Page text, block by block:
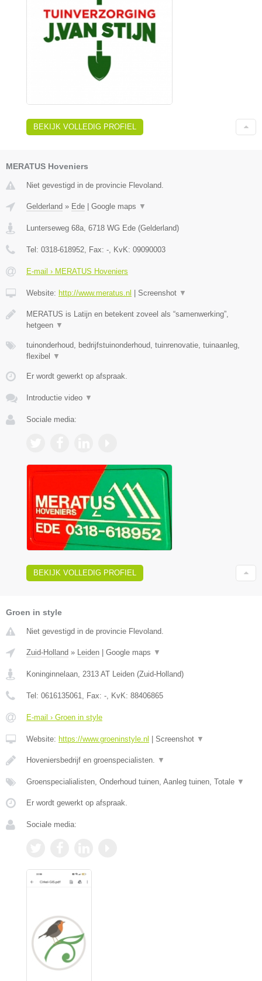
BEKIJK VOLLEDIG PROFIEL
MERATUS Hoveniers
Niet gevestigd in de provincie Flevoland.
Gelderland » Ede Google maps ▼
Lunterseweg 68a, 6718 WG Ede (Gelderland)
Tel: 0318-618952, Fax: -, KvK: 09090003
E-mail › MERATUS Hoveniers
Website: http://www.meratus.nl Screenshot ▼
MERATUS is Latijn en betekent zoveel als “samenwerking”,
hetgeen ▼
tuinonderhoud, bedrijfstuinonderhoud, tuinrenovatie, tuinaanleg,
flexibel
▼
Er wordt gewerkt op afspraak.
Introductie video ▼
Sociale media:
BEKIJK VOLLEDIG PROFIEL
Groen in style
Niet gevestigd in de provincie Flevoland.
Zuid-Holland » Leiden Google maps ▼
Koninginnelaan, 2313 AT Leiden (Zuid-Holland)
Tel: 0616135061, Fax: -, KvK: 88406865
E-mail › Groen in style
Website: https://www.groeninstyle.nl Screenshot ▼
Hoveniersbedrijf en groenspecialisten. ▼
Groenspecialialisten, Onderhoud tuinen, Aanleg tuinen, Totale ▼
Er wordt gewerkt op afspraak.
Sociale media: